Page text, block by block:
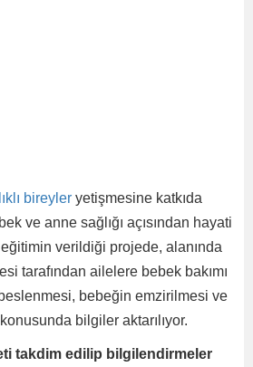
bireyler yetişmesine katkıda
ve anne sağlığı açısından hayati
verildiği projede, alanında
tarafından ailelere bebek bakımı
bebeğin emzirilmesi ve
bilgiler aktarılıyor.
takdim edilip bilgilendirmeler